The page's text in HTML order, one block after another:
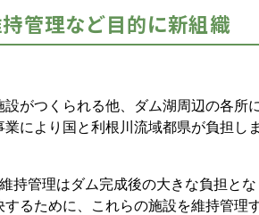
管理など目的に新組織
がつくられる他、ダム湖周辺の各所
により国と利根川流域都県が負担し
管理はダム完成後の大きな負担とな
るために、これらの施設を維持管理